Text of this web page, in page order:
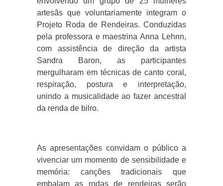
artesãs que voluntariamente integram o
Projeto Roda de Rendeiras. Conduzidas
pela professora e maestrina Anna Lehnn,
com assistência de direção da artista
Sandra Baron, as participantes
mergulharam em técnicas de canto coral,
respiração, postura e interpretação,
unindo a musicalidade ao fazer ancestral
da renda de bilro.
As apresentações convidam o público a
vivenciar um momento de sensibilidade e
memória: canções tradicionais que
embalam as rodas de rendeiras serão